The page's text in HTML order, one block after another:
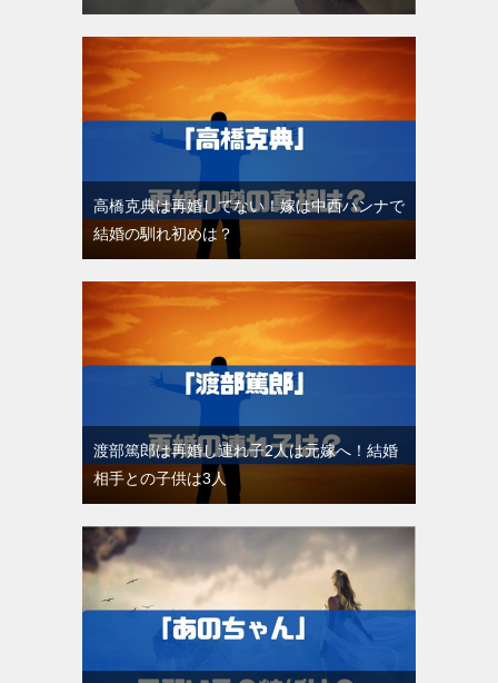
高橋克典は再婚してない！嫁は中西ハンナで
結婚の馴れ初めは？
渡部篤郎は再婚し連れ子2人は元嫁へ！結婚
相手との子供は3人